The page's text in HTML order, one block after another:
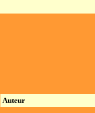
Auteur